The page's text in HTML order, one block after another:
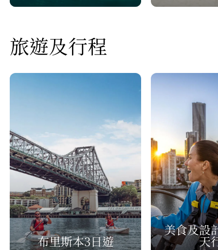
旅遊及行程
布里斯本3日遊
美食及設
天